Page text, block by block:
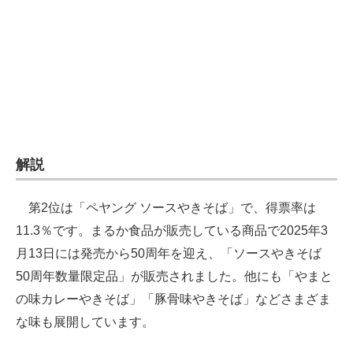
解説
第2位は「ペヤング ソースやきそば」で、得票率は
11.3％です。まるか食品が販売している商品で2025年3
月13日には発売から50周年を迎え、「ソースやきそば
50周年数量限定品」が販売されました。他にも「やまと
の味カレーやきそば」「豚骨味やきそば」などさまざま
な味も展開しています。